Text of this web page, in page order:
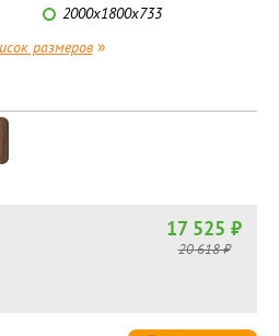
2000х1800х733
размеров»
17 525 ₽
20 618 ₽